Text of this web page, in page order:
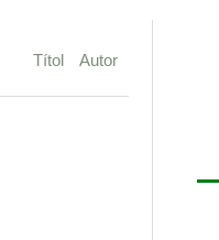
Títol Autor